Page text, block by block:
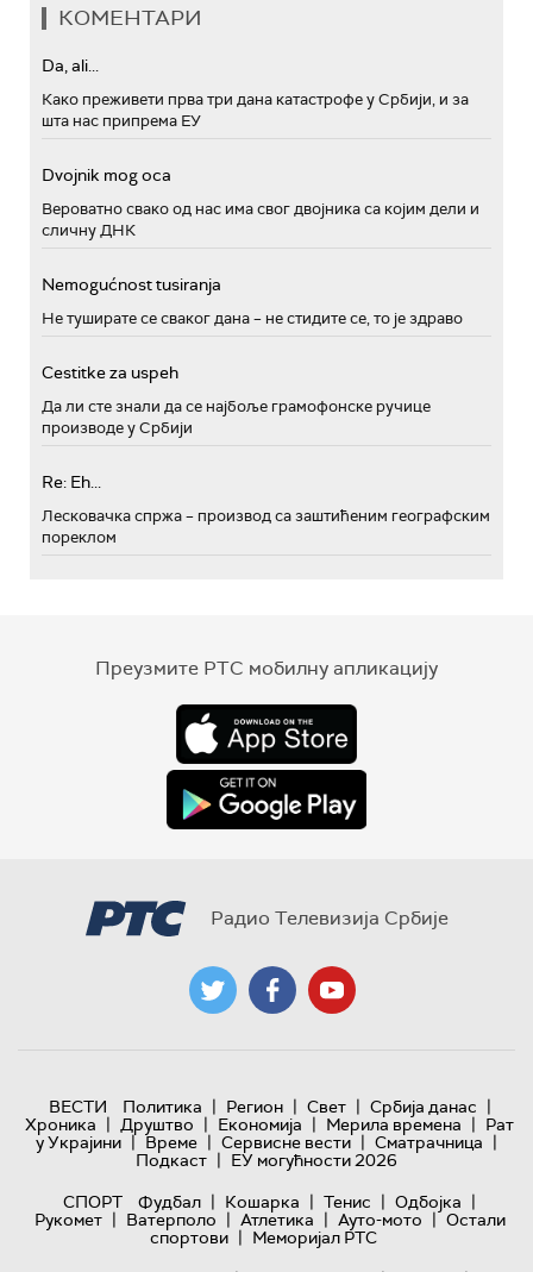
КОМЕНТАРИ
Da, ali...
Како преживети прва три дана катастрофе у Србији, и за
шта нас припрема ЕУ
Dvojnik mog oca
Вероватно свако од нас има свог двојника са којим дели и
сличну ДНК
Nemogućnost tusiranja
Не туширате се сваког дана – не стидите се, то је здраво
Cestitke za uspeh
Да ли сте знали да се најбоље грамофонске ручице
производе у Србији
Re: Eh...
Лесковачка спржа – производ са заштићеним географским
пореклом
Преузмите РТС мобилну апликацију
Радио Телевизија Србије
ВЕСТИ Политика | Регион | Свет | Србија данас |
Хроника | Друштво | Економија | Мерила времена | Рат
у Украјини | Време | Сервисне вести | Сматрачница |
Подкаст | ЕУ могућности 2026
СПОРТ
Фудбал | Кошарка | Тенис | Одбојка |
Рукомет | Ватерполо | Атлетика | Ауто-мото | Остали
спортови | Меморијал РТС